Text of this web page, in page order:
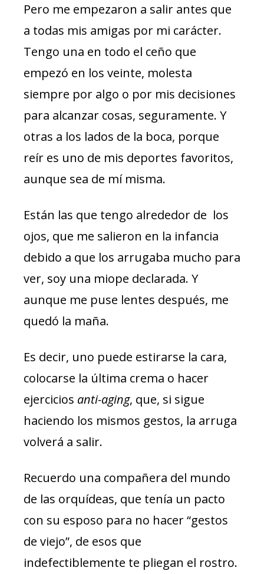
Pero me empezaron a salir antes que
a todas mis amigas por mi carácter.
Tengo una en todo el ceño que
empezó en los veinte, molesta
siempre por algo o por mis decisiones
para alcanzar cosas, seguramente. Y
otras a los lados de la boca, porque
reír es uno de mis deportes favoritos,
aunque sea de mí misma.
Están las que tengo alrededor de los
ojos, que me salieron en la infancia
debido a que los arrugaba mucho para
ver, soy una miope declarada. Y
aunque me puse lentes después, me
quedó la maña.
Es decir, uno puede estirarse la cara,
colocarse la última crema o hacer
ejercicios anti-aging, que, si sigue
haciendo los mismos gestos, la arruga
volverá a salir.
Recuerdo una compañera del mundo
de las orquídeas, que tenía un pacto
con su esposo para no hacer “gestos
de viejo”, de esos que
indefectiblemente te pliegan el rostro.